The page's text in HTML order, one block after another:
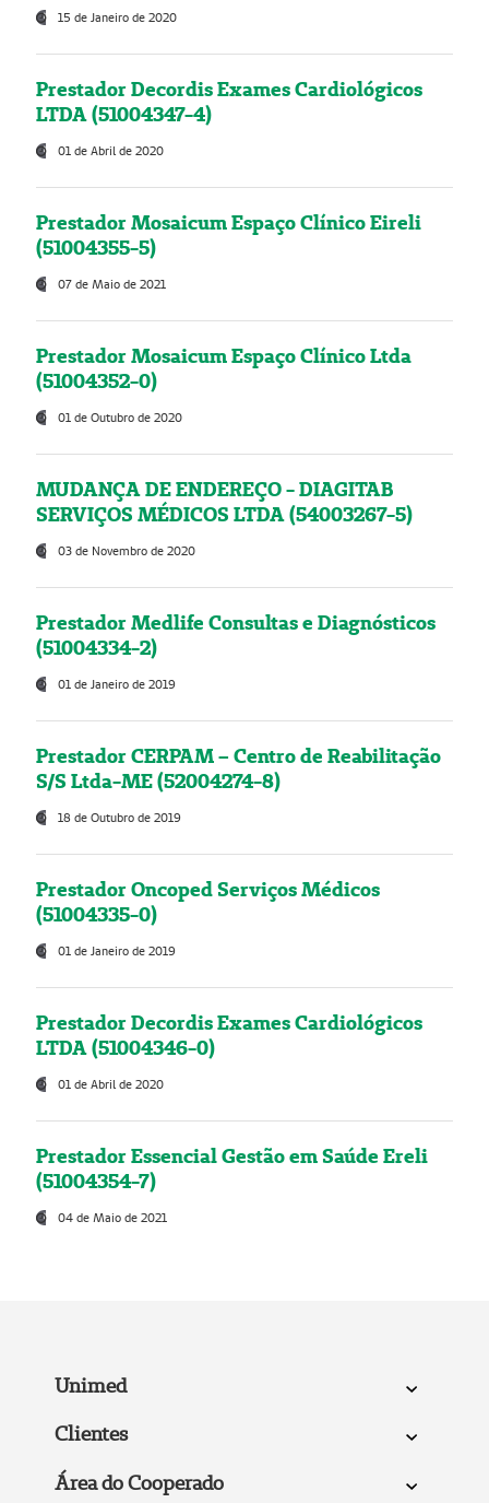
15 de Janeiro de 2020
Prestador Decordis Exames Cardiológicos
LTDA (51004347-4)
01 de Abril de 2020
Prestador Mosaicum Espaço Clínico Eireli
(51004355-5)
07 de Maio de 2021
Prestador Mosaicum Espaço Clínico Ltda
(51004352-0)
01 de Outubro de 2020
MUDANÇA DE ENDEREÇO - DIAGITAB
SERVIÇOS MÉDICOS LTDA (54003267-5)
03 de Novembro de 2020
Prestador Medlife Consultas e Diagnósticos
(51004334-2)
01 de Janeiro de 2019
Prestador CERPAM – Centro de Reabilitação
S/S Ltda-ME (52004274-8)
18 de Outubro de 2019
Prestador Oncoped Serviços Médicos
(51004335-0)
01 de Janeiro de 2019
Prestador Decordis Exames Cardiológicos
LTDA (51004346-0)
01 de Abril de 2020
Prestador Essencial Gestão em Saúde Ereli
(51004354-7)
04 de Maio de 2021
Unimed
Clientes
Área do Cooperado